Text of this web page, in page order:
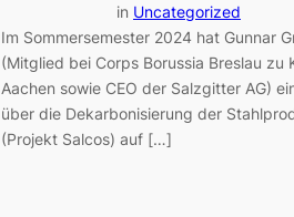
in Uncategorized
Im Sommersemester 2024 hat Gunnar
(Mitglied bei Corps Borussia Breslau zu
Aachen sowie CEO der Salzgitter AG)
über die Dekarbonisierung der
(Projekt Salcos) auf […]